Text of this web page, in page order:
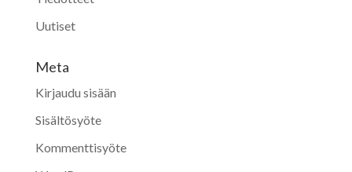
Uutiset
Meta
Kirjaudu sisään
Sisältösyöte
Kommenttisyöte